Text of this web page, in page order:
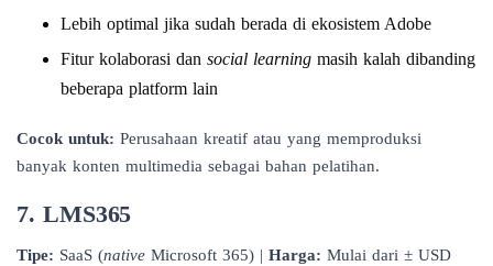
Lebih optimal jika sudah berada di ekosistem Adobe
Fitur kolaborasi dan social learning masih kalah dibanding
beberapa platform lain
Cocok untuk: Perusahaan kreatif atau yang memproduksi
banyak konten multimedia sebagai bahan pelatihan.
7. LMS365
Tipe: SaaS (native Microsoft 365) | Harga: Mulai dari ± USD